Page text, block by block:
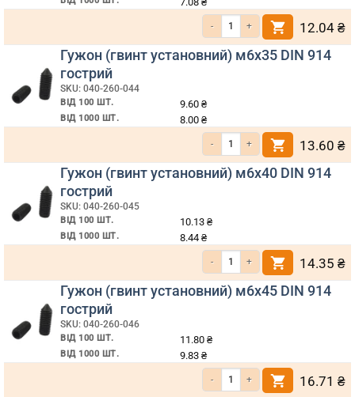
Кількість Гужон (гвинт установний) м6х30 DIN 914 гострий
12.04 ₴
Гужон (гвинт установний) м6х35 DIN 914
гострий
SKU: 040-260-044
ВІД 100 ШТ. 9.60 ₴
ВІД 1000 ШТ. 8.00 ₴
Кількість Гужон (гвинт установний) м6х35 DIN 914 гострий
13.60 ₴
Гужон (гвинт установний) м6х40 DIN 914
гострий
SKU: 040-260-045
ВІД 100 ШТ. 10.13 ₴
ВІД 1000 ШТ. 8.44 ₴
Кількість Гужон (гвинт установний) м6х40 DIN 914 гострий
14.35 ₴
Гужон (гвинт установний) м6х45 DIN 914
гострий
SKU: 040-260-046
ВІД 100 ШТ. 11.80 ₴
ВІД 1000 ШТ. 9.83 ₴
Кількість Гужон (гвинт установний) м6х45 DIN 914 гострий
16.71 ₴